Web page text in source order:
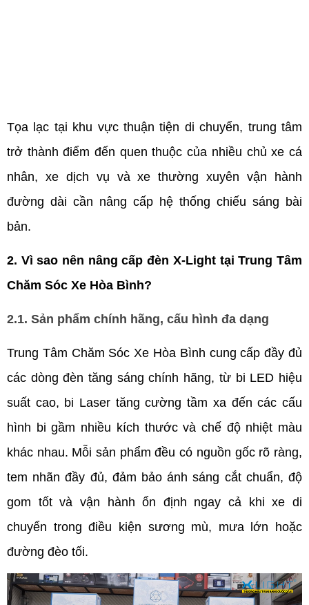
Tọa lạc tại khu vực thuận tiện di chuyển, trung tâm
trở thành điểm đến quen thuộc của nhiều chủ xe cá
nhân, xe dịch vụ và xe thường xuyên vận hành
đường dài cần nâng cấp hệ thống chiếu sáng bài
bản.
2. Vì sao nên nâng cấp đèn X-Light tại Trung Tâm
Chăm Sóc Xe Hòa Bình?
2.1. Sản phẩm chính hãng, cấu hình đa dạng
Trung Tâm Chăm Sóc Xe Hòa Bình cung cấp đầy đủ
các dòng đèn tăng sáng chính hãng, từ bi LED hiệu
suất cao, bi Laser tăng cường tầm xa đến các cấu
hình bi gầm nhiều kích thước và chế độ nhiệt màu
khác nhau. Mỗi sản phẩm đều có nguồn gốc rõ ràng,
tem nhãn đầy đủ, đảm bảo ánh sáng cắt chuẩn, độ
gom tốt và vận hành ổn định ngay cả khi xe di
chuyển trong điều kiện sương mù, mưa lớn hoặc
đường đèo tối.